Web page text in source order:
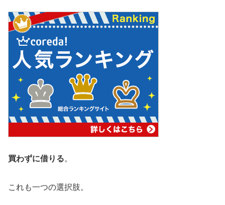
買わずに借りる。
これも一つの選択肢。